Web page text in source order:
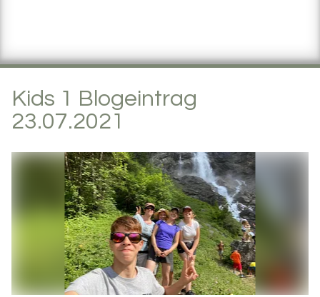
Kids 1 Blogeintrag
23.07.2021